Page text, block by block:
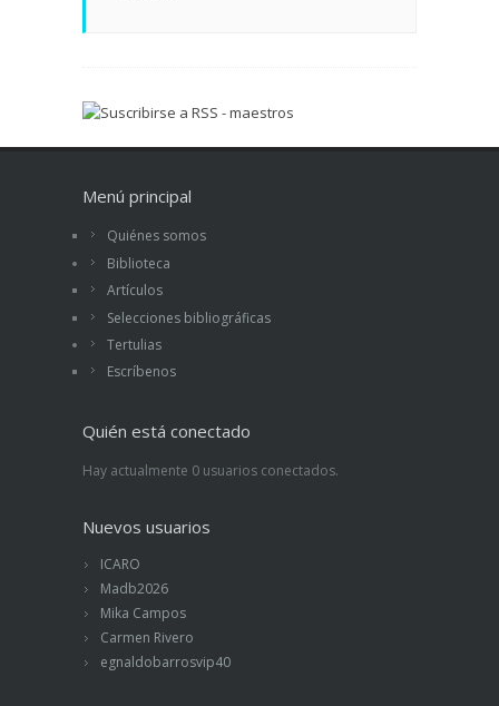
Menú principal
Quiénes somos
Biblioteca
Artículos
Selecciones bibliográficas
Tertulias
Escríbenos
Quién está conectado
Hay actualmente 0 usuarios conectados.
Nuevos usuarios
ICARO
Madb2026
Mika Campos
Carmen Rivero
egnaldobarrosvip40